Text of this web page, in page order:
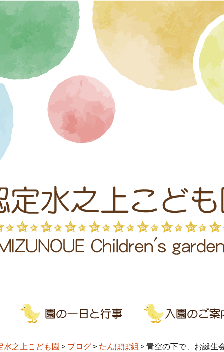
水之上こども園 > ブログ > たんぽぽ組 >青空の下で、お誕生